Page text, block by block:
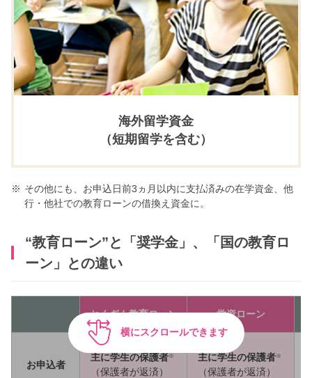
海外留学資金
（短期留学を含む）
※ その他にも、お申込日前3ヵ月以内に支払済みの在学資金、他
行・他社での教育ローンの借換え資金に。
“教育ローン”と「奨学金」、「国の教育ロ
ーン」との違い
とくぎん教育ローン 学資ローン
お申込者
主に学生の保護者※
（保護者が返済）
主に学生の保護者※
（保護者が返済）
横にスクロールできます